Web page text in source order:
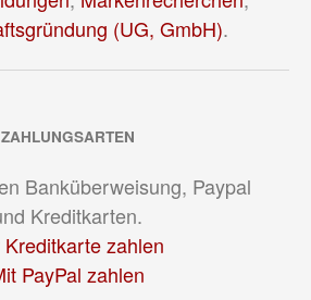
(UG, GmbH).
ZAHLUNGSARTEN
Banküberweisung, Paypal
Kreditkarten.
Kreditkarte zahlen
PayPal zahlen